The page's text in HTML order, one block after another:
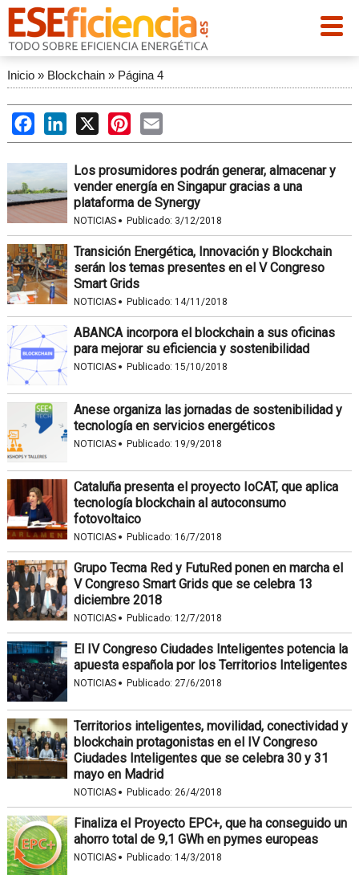
Inicio» Blockchain» Página 4
FacebookLinkedIn
X PinterestEmail
Los prosumidores podrán generar, almacenar y
vender energía en Singapur gracias a una
plataforma de Synergy
NOTICIAS · Publicado: 3/12/2018
Transición Energética, Innovación y Blockchain
serán los temas presentes en el V Congreso
Smart Grids
NOTICIAS · Publicado: 14/11/2018
ABANCA incorpora el blockchain a sus oficinas
para mejorar su eficiencia y sostenibilidad
NOTICIAS · Publicado: 15/10/2018
Anese organiza las jornadas de sostenibilidad y
tecnología en servicios energéticos
NOTICIAS · Publicado: 19/9/2018
Cataluña presenta el proyecto IoCAT, que aplica
tecnología blockchain al autoconsumo
fotovoltaico
NOTICIAS · Publicado: 16/7/2018
Grupo Tecma Red y FutuRed ponen en marcha el
V Congreso Smart Grids que se celebra 13
diciembre 2018
NOTICIAS · Publicado: 12/7/2018
El IV Congreso Ciudades Inteligentes potencia la
apuesta española por los Territorios Inteligentes
NOTICIAS · Publicado: 27/6/2018
Territorios inteligentes, movilidad, conectividad y
blockchain protagonistas en el IV Congreso
Ciudades Inteligentes que se celebra 30 y 31
mayo en Madrid
NOTICIAS · Publicado: 26/4/2018
Finaliza el Proyecto EPC+, que ha conseguido un
ahorro total de 9,1 GWh en pymes europeas
NOTICIAS · Publicado: 14/3/2018